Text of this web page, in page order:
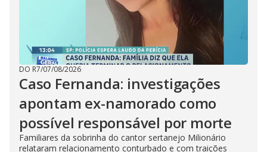
DO R7/07/08/2026
Caso Fernanda: investigações
apontam ex-namorado como
possível responsável por morte
Familiares da sobrinha do cantor sertanejo Milionário
relataram relacionamento conturbado e com traições